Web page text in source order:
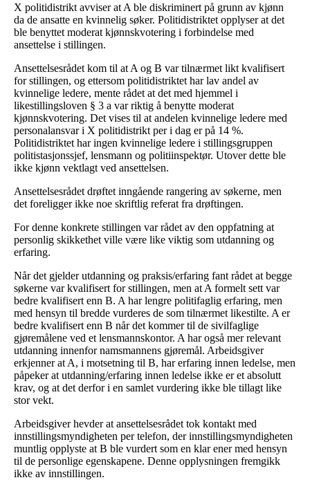
X politidistrikt avviser at A ble diskriminert på grunn av kjønn
da de ansatte en kvinnelig søker. Politidistriktet opplyser at det
ble benyttet moderat kjønnskvotering i forbindelse med
ansettelse i stillingen.
Ansettelsesrådet kom til at A og B var tilnærmet likt kvalifisert
for stillingen, og ettersom politidistriktet har lav andel av
kvinnelige ledere, mente rådet at det med hjemmel i
likestillingsloven § 3 a var riktig å benytte moderat
kjønnskvotering. Det vises til at andelen kvinnelige ledere med
personalansvar i X politidistrikt per i dag er på 14 %.
Politidistriktet har ingen kvinnelige ledere i stillingsgruppen
politistasjonssjef, lensmann og politiinspektør. Utover dette ble
ikke kjønn vektlagt ved ansettelsen.
Ansettelsesrådet drøftet inngående rangering av søkerne, men
det foreligger ikke noe skriftlig referat fra drøftingen.
For denne konkrete stillingen var rådet av den oppfatning at
personlig skikkethet ville være like viktig som utdanning og
erfaring.
Når det gjelder utdanning og praksis/erfaring fant rådet at begge
søkerne var kvalifisert for stillingen, men at A formelt sett var
bedre kvalifisert enn B. A har lengre politifaglig erfaring, men
med hensyn til bredde vurderes de som tilnærmet likestilte. A er
bedre kvalifisert enn B når det kommer til de sivilfaglige
gjøremålene ved et lensmannskontor. A har også mer relevant
utdanning innenfor namsmannens gjøremål. Arbeidsgiver
erkjenner at A, i motsetning til B, har erfaring innen ledelse, men
påpeker at utdanning/erfaring innen ledelse ikke er et absolutt
krav, og at det derfor i en samlet vurdering ikke ble tillagt like
stor vekt.
Arbeidsgiver hevder at ansettelsesrådet tok kontakt med
innstillingsmyndigheten per telefon, der innstillingsmyndigheten
muntlig opplyste at B ble vurdert som en klar ener med hensyn
til de personlige egenskapene. Denne opplysningen fremgikk
ikke av innstillingen.